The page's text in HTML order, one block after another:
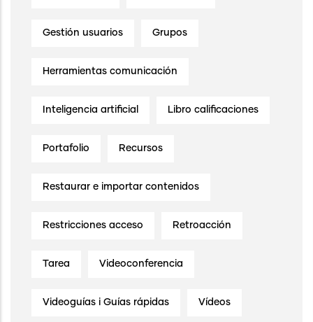
Gestión usuarios Grupos
Herramientas comunicación
Inteligencia artificial Libro calificaciones
Portafolio Recursos
Restaurar e importar contenidos
Restricciones acceso Retroacción
Tarea Videoconferencia
Videoguías i Guías rápidas Vídeos